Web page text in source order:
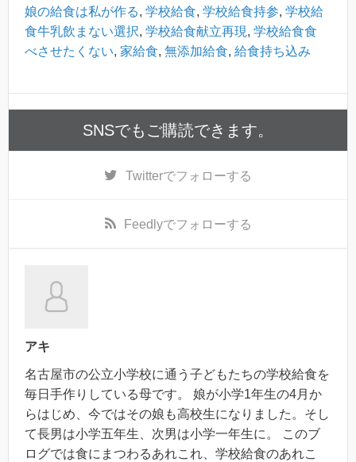
娘の給食は私が作る, 学校給食, 学校給食持参, 学校給
食牛乳飲まない選択, 学校給食献立再現, 学校給食食
べさせたくない, 家給食, 無添加給食, 給食持ち込み
SNSでもご購読できます。
Twitterでフォローする
Feedlyでフォローする
アキ
名古屋市の公立小学校に通う子どもたちの学校給食を
毎日手作りしている母です。 娘が小学1年生の4月か
らはじめ、今ではその娘も高校生になりました。そし
て長男は小学五年生、次男は小学一年生に。 このブ
ログでは食にまつわるあれこれ、学校給食のあれこ